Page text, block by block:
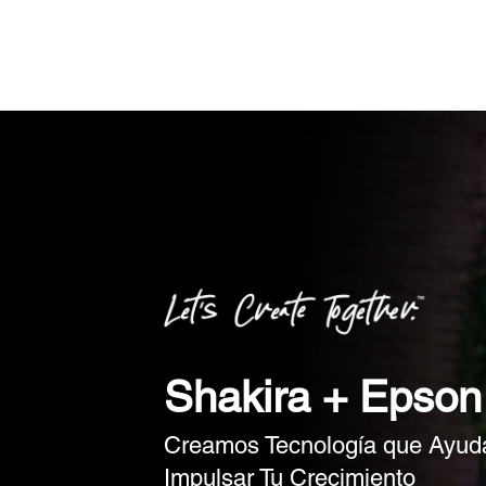
Shakira + Epson
Creamos Tecnología que
Impulsar Tu Crecimiento